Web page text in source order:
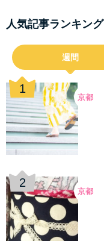
人気記事ランキング
週間
京都
京都